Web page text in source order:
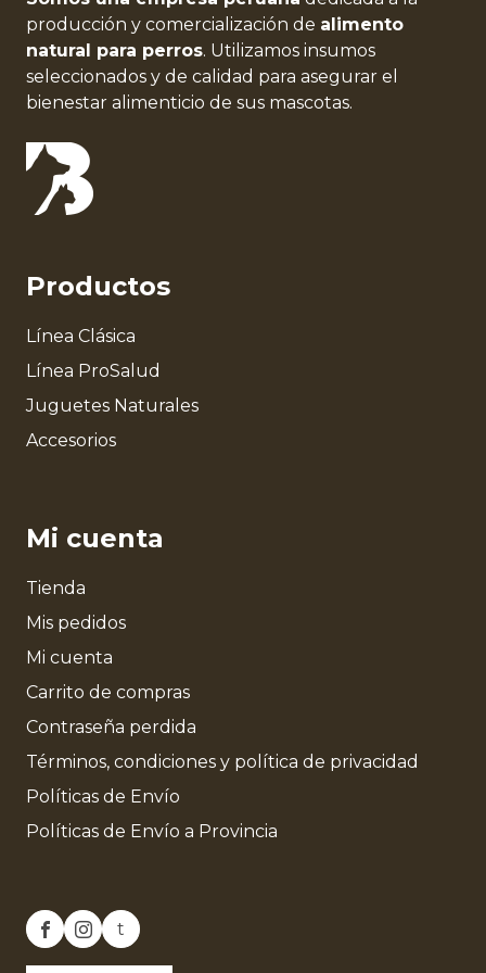
producción y comercialización de alimento
natural para perros. Utilizamos insumos
seleccionados y de calidad para asegurar el
bienestar alimenticio de sus mascotas.
Productos
Línea Clásica
Línea ProSalud
Juguetes Naturales
Accesorios
Mi cuenta
Tienda
Mis pedidos
Mi cuenta
Carrito de compras
Contraseña perdida
Términos, condiciones y política de privacidad
Políticas de Envío
Políticas de Envío a Provincia
t